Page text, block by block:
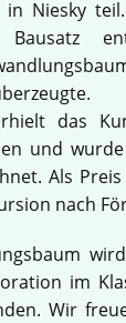
in Niesky
Bausatz
das
und
Als
nach
im
Wir